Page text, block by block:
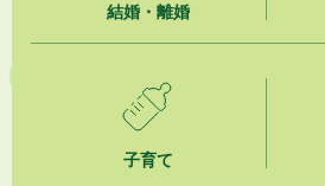
2026年8月5日
掛川市広告入り窓口封筒無償提供者募集
結婚・離婚
子育て